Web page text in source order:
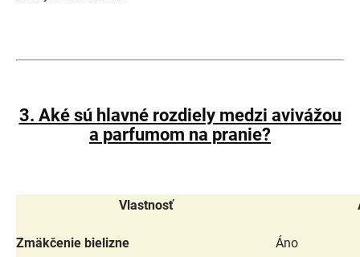
3. Aké sú hlavné rozdiely medzi avivážou
a parfumom na pranie?
Vlastnosť
Zmäkčenie bielizne Áno